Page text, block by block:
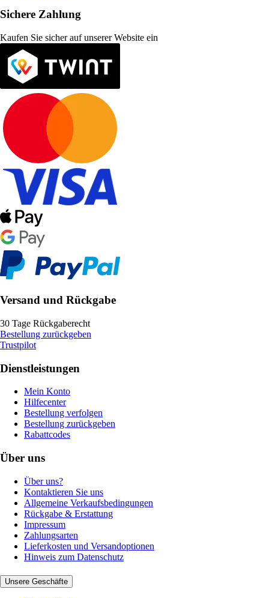
Sichere Zahlung
Kaufen Sie sicher auf unserer Website ein
Versand und Rückgabe
30 Tage Rückgaberecht
Bestellung zurückgeben
Trustpilot
Dienstleistungen
Mein Konto
Hilfecenter
Bestellung verfolgen
Bestellung zurückgeben
Rabattcodes
Über uns
Über uns?
Kontaktieren Sie uns
Allgemeine Verkaufsbedingungen
Rückgabe & Erstattung
Impressum
Zahlungsarten
Lieferkosten und Versandoptionen
Hinweis zum Datenschutz
Unsere Geschäfte